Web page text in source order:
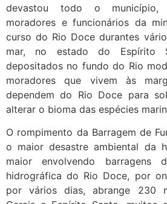
devastou todo o município,
moradores e funcionários da
curso do Rio Doce durantes
mar, no estado do Espírito
depositados no fundo do Rio
moradores que vivem às
dependem do Rio Doce para
alterar o bioma das espécies
O rompimento da Barragem de
o maior desastre ambiental da
maior envolvendo barragens
hidrográfica do Rio Doce, por
por vários dias, abrange 230